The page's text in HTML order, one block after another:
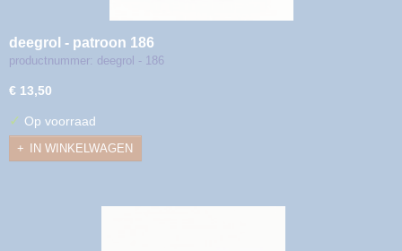
deegrol - patroon 186
productnummer: deegrol - 186
€ 13,50
✓ Op voorraad
IN WINKELWAGEN